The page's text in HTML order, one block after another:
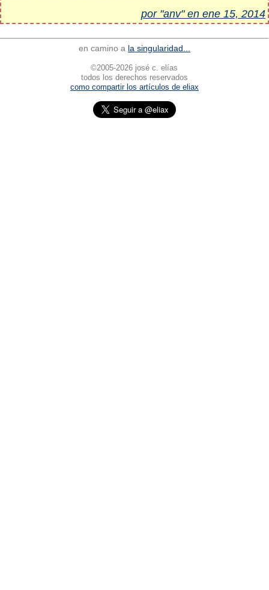
por "anv" en ene 15, 2014
en camino a la singularidad...
©2005-2026 josé c. elías
todos los derechos reservados
como compartir los artículos de eliax